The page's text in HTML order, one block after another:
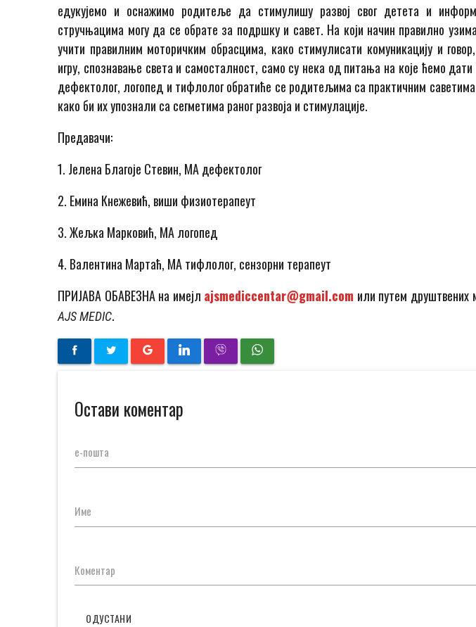
едукујемо и оснажимо родитеље да стимулишу развој свог детета и
стручњацима могу да се обрате за подршку и савет. На који начин правилно
учити правилним моторичким обрасцима, како стимулисати комуникацију и
игру, спознавање света и самосталност, само су нека од питања на које ћемо
дефектолог, логопед и тифлолог обратиће се родитељима са практичним
како би их упознали са сегметима раног развоја и стимулације.
Предавачи:
1. Јелена Благоје Стевин, МА дефектолог
2. Емина Кнежевић, виши физиотерапеут
3. Жељка Марковић, МА логопед
4. Валентина Мартаћ, МА тифлолог, сензорни терапеут
ПРИЈАВА ОБАВЕЗНА на имејл ajsmediccentar@gmail.com или путем
AJS MEDIC.
Остави коментар
е-пошта
Име
Коментар
ОДУСТАНИ